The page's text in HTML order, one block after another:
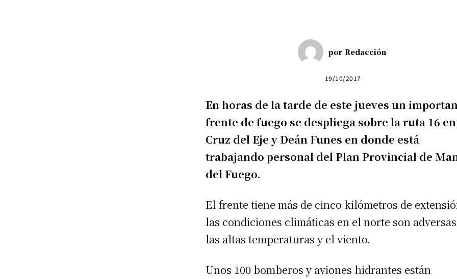
por Redacción
19/10/2017
En horas de la tarde de este jueves un
frente de fuego se despliega sobre la ruta 16
Cruz del Eje y Deán Funes en donde está
trabajando personal del Plan Provincial de
del Fuego.
El frente tiene más de cinco kilómetros de
las condiciones climáticas en el norte son
las altas temperaturas y el viento.
Unos 100 bomberos y aviones hidrantes están